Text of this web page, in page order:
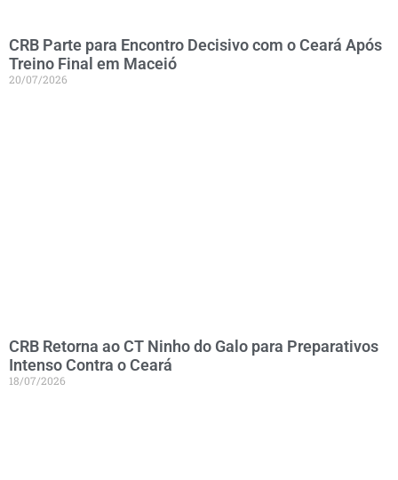
CRB Parte para Encontro Decisivo com o Ceará Após
Treino Final em Maceió
20/07/2026
CRB Retorna ao CT Ninho do Galo para Preparativos
Intenso Contra o Ceará
18/07/2026